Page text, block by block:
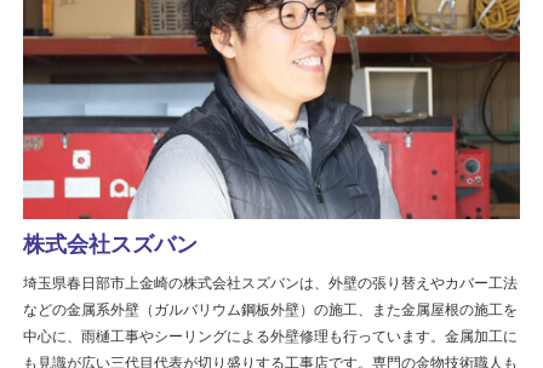
株式会社スズバン
埼玉県春日部市上金崎の株式会社スズバンは、外壁の張り替えやカバー工法
などの金属系外壁（ガルバリウム鋼板外壁）の施工、また金属屋根の施工を
中心に、雨樋工事やシーリングによる外壁修理も行っています。金属加工に
も見識が広い三代目代表が切り盛りする工事店です。専門の金物技術職人も